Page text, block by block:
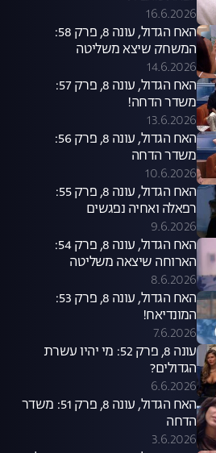
16.6.2026
האח הגדול, עונה 8, פרק 58:
המשחק שיצא משליטה
14.6.2026
האח הגדול, עונה 8, פרק 57:
משדר הדחה!
13.6.2026
האח הגדול, עונה 8, פרק 56:
משדר הדחה
10.6.2026
האח הגדול, עונה 8, פרק 55:
רפאלה ואחיה נפגשים
9.6.2026
האח הגדול, עונה 8, פרק 54:
הארוחה שיצאה משליטה
8.6.2026
האח הגדול, עונה 8, פרק 53:
המונדיאח!
7.6.2026
עונה 8, פרק 52: מי יהיו עשרת
הגדולים?
6.6.2026
האח הגדול, עונה 8, פרק 51: משדר
הדחה
3.6.2026